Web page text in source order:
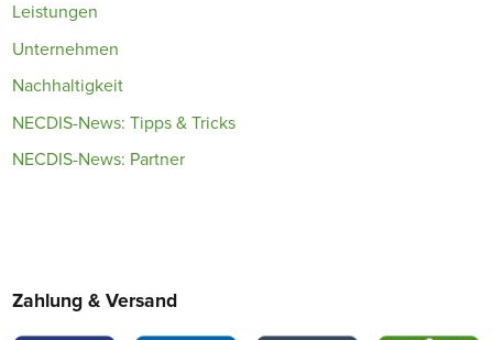
Leistungen
Unternehmen
Nachhaltigkeit
NECDIS-News: Tipps & Tricks
NECDIS-News: Partner
Zahlung & Versand